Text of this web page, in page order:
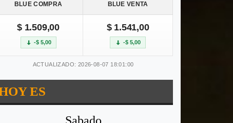
BLUE COMPRA BLUE VENTA
$ 1.509,00
-$ 5,00
$ 1.541,00
-$ 5,00
ACTUALIZADO: 2026-08-07 18:01:00
ES